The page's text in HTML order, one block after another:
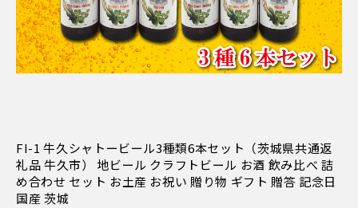
FI-1 牛久シャトービール3種類6本セット（茨城県共通返
礼品 牛久市） 地ビール クラフトビール お酒 飲み比べ 詰
め合わせ セット お土産 お祝い 贈り物 ギフト 贈答 記念日
国産 茨城